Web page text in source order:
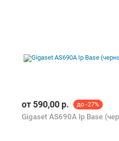
от 590,00 р. до -27%